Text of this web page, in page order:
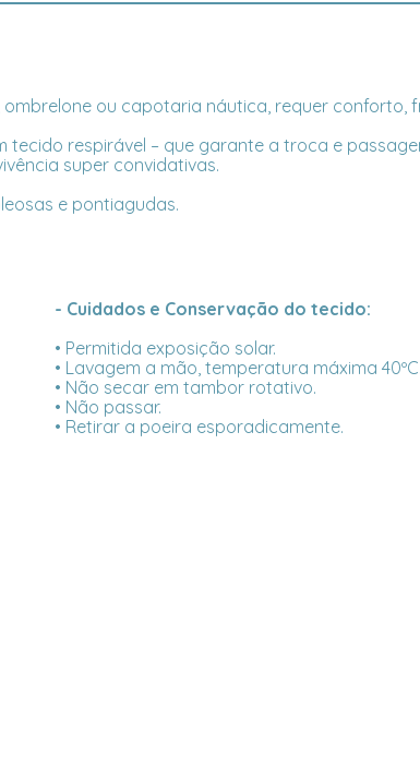
ou capotaria náutica, requer conforto,
tecido respirável – que garante a troca e
super convidativas.
e pontiagudas.
- Cuidados e Conservação do tecido:
• Permitida exposição solar.
• Lavagem a mão, temperatura máxima 40ºC.
• Não secar em tambor rotativo.
• Não passar.
• Retirar a poeira esporadicamente.